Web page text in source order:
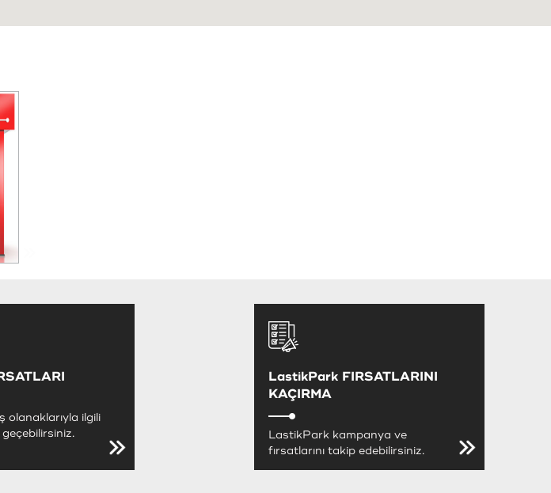
olanaklarıyla ilgili
LastikPark FIRSATLARINI
KAÇIRMA
LastikPark kampanya ve
fırsatlarını takip edebilirsiniz.